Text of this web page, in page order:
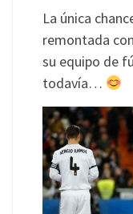
La única
remontada
su equipo de
todavía…